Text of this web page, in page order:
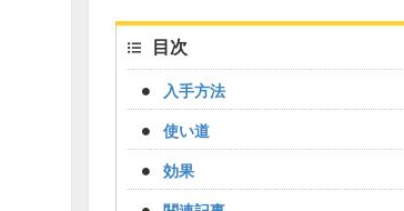
目次
入手方法
使い道
効果